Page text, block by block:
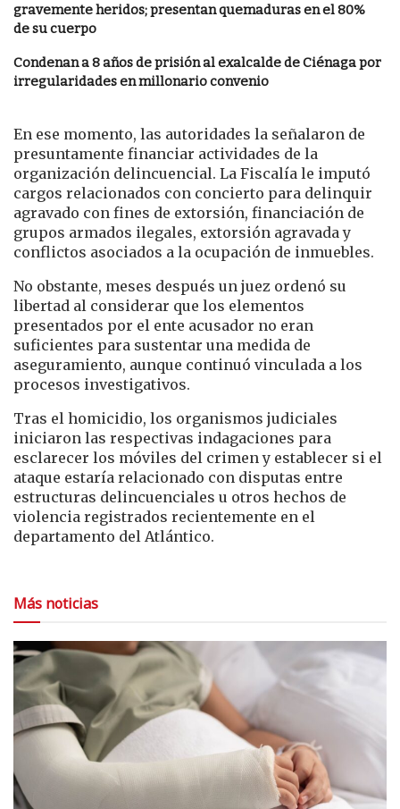
gravemente heridos; presentan quemaduras en el 80%
de su cuerpo
Condenan a 8 años de prisión al exalcalde de Ciénaga por
irregularidades en millonario convenio
En ese momento, las autoridades la señalaron de
presuntamente financiar actividades de la
organización delincuencial. La Fiscalía le imputó
cargos relacionados con concierto para delinquir
agravado con fines de extorsión, financiación de
grupos armados ilegales, extorsión agravada y
conflictos asociados a la ocupación de inmuebles.
No obstante, meses después un juez ordenó su
libertad al considerar que los elementos
presentados por el ente acusador no eran
suficientes para sustentar una medida de
aseguramiento, aunque continuó vinculada a los
procesos investigativos.
Tras el homicidio, los organismos judiciales
iniciaron las respectivas indagaciones para
esclarecer los móviles del crimen y establecer si el
ataque estaría relacionado con disputas entre
estructuras delincuenciales u otros hechos de
violencia registrados recientemente en el
departamento del Atlántico.
Más noticias